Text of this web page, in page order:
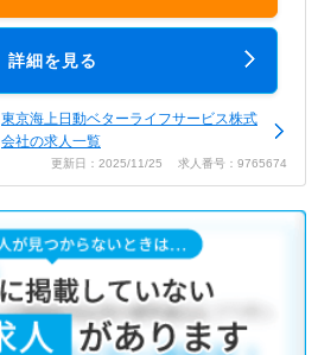
詳細を見る
東京海上日動ベターライフサービス株式
会社の求人一覧
更新日：2025/11/25 求人番号：9765674